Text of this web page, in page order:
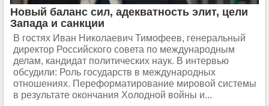
Новый баланс сил, адекватность элит, цели
Запада и санкции
В гостях Иван Николаевич Тимофеев, генеральный
директор Российского совета по международным
делам, кандидат политических наук. В интервью
обсудили: Роль государств в международных
отношениях. Переформатирование мировой системы
в результате окончания Холодной войны и...